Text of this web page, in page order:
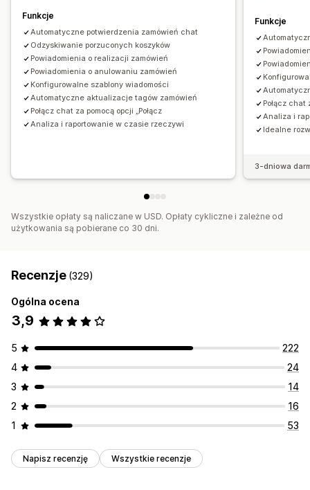
Dostosowanie
Kolor i czcionka
Emotikony i naklejki
Godziny pracy
Wiadomości powitalne
Przyciski czatu
Oznaczanie Przypisanie czatu Przepływ czatu
Awatar agenta
Funkcje
Automatyczne potwierdzenia zamówień chat
Odzyskiwanie porzuconych koszyków
Powiadomienia o realizacji zamówień
Powiadomienia o anulowaniu zamówień
Konfigurowalne szablony wiadomości
Automatyczne aktualizacje tagów zamówień
Połącz chat za pomocą opcji „Połącz
Analiza i raportowanie w czasie rzeczywi
Funkcje
Połącz chat
Analiza i
Idealne
3-dniowa
Wszystkie opłaty są naliczane w USD. Opłaty cykliczne i zależne od
użytkowania są pobierane co 30 dni.
Recenzje (329)
Ogólna ocena
3,9
5
222
4
24
3
14
2
16
1
53
Napisz recenzję Wszystkie recenzje